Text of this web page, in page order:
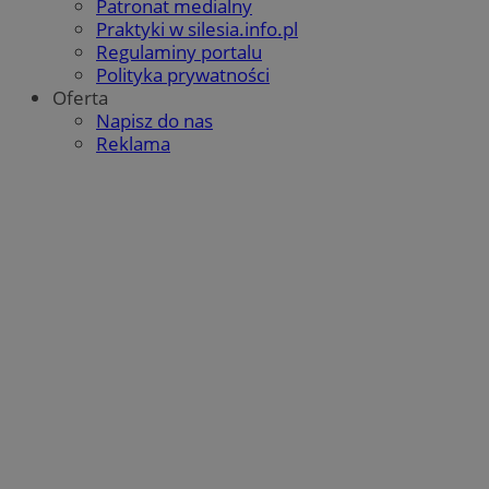
Patronat medialny
Praktyki w silesia.info.pl
Regulaminy portalu
Polityka prywatności
Oferta
Napisz do nas
Reklama
QeSessID orzesze.com.pl